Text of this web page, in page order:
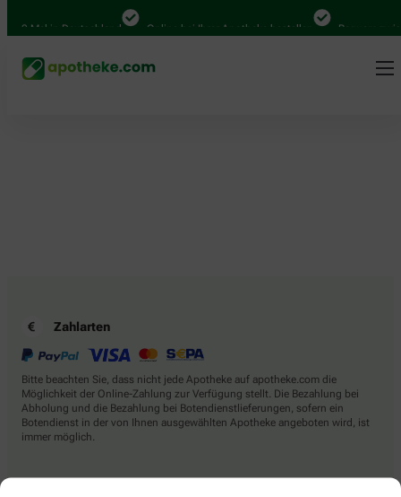
Mal in Deutschland Online bei Ihrer Apotheke bestellen Bequem
Zahlarten
Bitte beachten Sie, dass nicht jede Apotheke auf apotheke.com die
Möglichkeit der Online-Zahlung zur Verfügung stellt. Die Bezahlung bei
Abholung und die Bezahlung bei Botendienstlieferungen, sofern ein
Botendienst in der von Ihnen ausgewählten Apotheke angeboten wird, ist
immer möglich.